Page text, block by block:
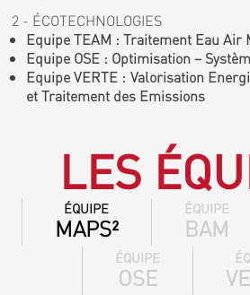
2 - ÉCOTECHNOLOGIES
Equipe TEAM : Traitement Eau Air
Equipe OSE : Optimisation –
Equipe VERTE : Valorisation
et Traitement des Emissions
LES
ÉQUIPE
MAPS²
ÉQUIPE
BAM
ÉQUIPE
OSE